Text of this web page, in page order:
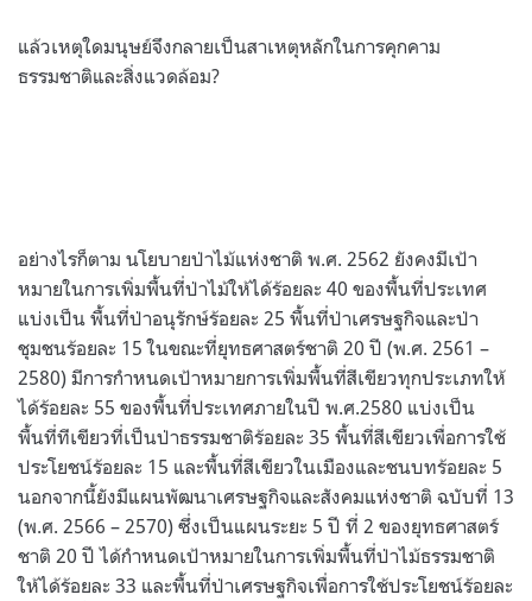
แล้วเหตุใดมนุษย์จึงกลายเป็นสาเหตุหลักในการคุกคาม
ธรรมชาติและสิ่งแวดล้อม?
อย่างไรก็ตาม นโยบายป่าไม้แห่งชาติ พ.ศ. 2562 ยังคงมีเป้า
หมายในการเพิ่มพื้นที่ป่าไม้ให้ได้ร้อยละ 40 ของพื้นที่ประเทศ
แบ่งเป็น พื้นที่ป่าอนุรักษ์ร้อยละ 25 พื้นที่ป่าเศรษฐกิจและป่า
ชุมชนร้อยละ 15 ในขณะที่ยุทธศาสตร์ชาติ 20 ปี (พ.ศ. 2561 –
2580) มีการกำหนดเป้าหมายการเพิ่มพื้นที่สีเขียวทุกประเภทให้
ได้ร้อยละ 55 ของพื้นที่ประเทศภายในปี พ.ศ.2580 แบ่งเป็น
พื้นที่ทีเขียวที่เป็นป่าธรรมชาติร้อยละ 35 พื้นที่สีเขียวเพื่อการใช้
ประโยชน์ร้อยละ 15 และพื้นที่สีเขียวในเมืองและชนบทร้อยละ 5
นอกจากนี้ยังมีแผนพัฒนาเศรษฐกิจและสังคมแห่งชาติ ฉบับที่ 13
(พ.ศ. 2566 – 2570) ซึ่งเป็นแผนระยะ 5 ปี ที่ 2 ของยุทธศาสตร์
ชาติ 20 ปี ได้กำหนดเป้าหมายในการเพิ่มพื้นที่ป่าไม้ธรรมชาติ
ให้ได้ร้อยละ 33 และพื้นที่ป่าเศรษฐกิจเพื่อการใช้ประโยชน์ร้อยละ